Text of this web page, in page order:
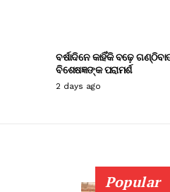
ବର୍ଷାଦିନେ କାହିଁକି ବଢ଼େ
ବିଶେଷଜ୍ଞଙ୍କ ପରାମର୍ଶ
2 days ago
Popular